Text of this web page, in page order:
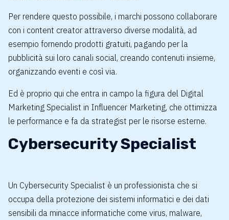
Per rendere questo possibile, i marchi possono collaborare
con i content creator attraverso diverse modalità, ad
esempio fornendo prodotti gratuiti, pagando per la
pubblicità sui loro canali social, creando contenuti insieme,
organizzando eventi e così via.
Ed è proprio qui che entra in campo la figura del Digital
Marketing Specialist in Influencer Marketing, che ottimizza
le performance e fa da strategist per le risorse esterne.
Cybersecurity Specialist
Un Cybersecurity Specialist è un professionista che si
occupa della protezione dei sistemi informatici e dei dati
sensibili da minacce informatiche come virus, malware,